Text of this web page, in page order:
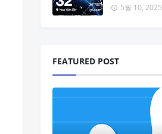
5월 10, 2025
FEATURED POST